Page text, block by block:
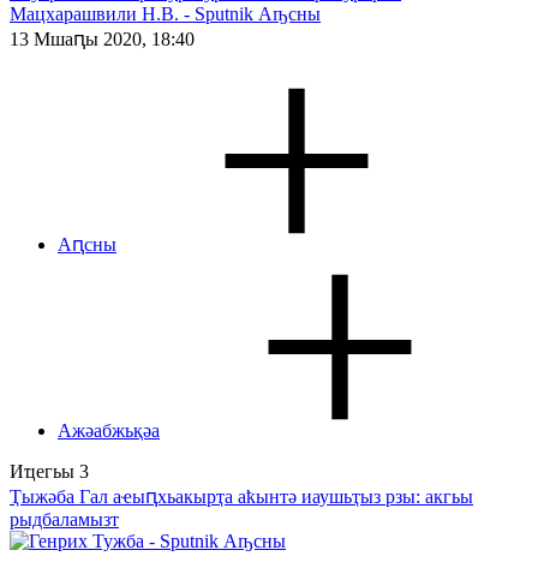
13 Мшаԥы 2020, 18:40
Аԥсны
Ажәабжьқәа
Иҵегьы 3
Ҭыжәба Гал аҽыԥхьакырҭа аҟынтә иаушьҭыз рзы: акгьы
рыдбаламызт